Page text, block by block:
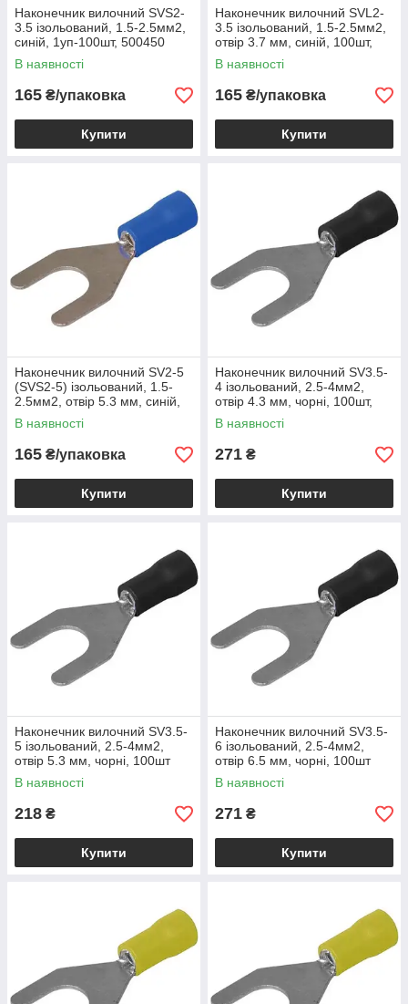
Наконечник вилочний SVS2-
3.5 ізольований, 1.5-2.5мм2,
синій, 1уп-100шт, 500450
В наявності
165 ₴/упаковка
Купити
Наконечник вилочний SVL2-
3.5 ізольований, 1.5-2.5мм2,
отвір 3.7 мм, синій, 100шт,
500450
В наявності
165 ₴/упаковка
Купити
Наконечник вилочний SV2-5
(SVS2-5) ізольований, 1.5-
2.5мм2, отвір 5.3 мм, синій,
100шт-1уп, 500456
В наявності
165 ₴/упаковка
Купити
Наконечник вилочний SV3.5-
4 ізольований, 2.5-4мм2,
отвір 4.3 мм, чорні, 100шт,
500460
В наявності
271 ₴
Купити
Наконечник вилочний SV3.5-
5 ізольований, 2.5-4мм2,
отвір 5.3 мм, чорні, 100шт
В наявності
218 ₴
Купити
Наконечник вилочний SV3.5-
6 ізольований, 2.5-4мм2,
отвір 6.5 мм, чорні, 100шт
В наявності
271 ₴
Купити